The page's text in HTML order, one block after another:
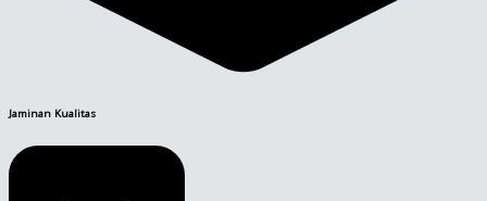
Jaminan Kualitas